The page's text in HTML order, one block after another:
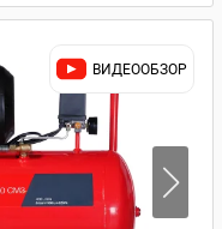
ВИДЕООБЗОР